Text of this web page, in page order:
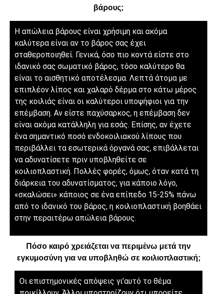
βάρους;
Η απώλεια βάρους είναι χρήσιμη και ακόμα
καλύτερα είναι αν το βάρος σας έχει
σταθεροποιηθεί. Γενικά, όσο πιο κοντά είστε στο
ιδανικό σας σωματικό βάρος, τόσο καλύτερο θα
είναι το αισθητικό αποτέλεσμα. Λεπτά άτομα με
επιπλέον λίπος και χαλαρό δέρμα στο κάτω μέρος
της κοιλιάς είναι οι καλύτεροι υποψήφιοι για την
επέμβαση. Αν είστε παχύσαρκος, η επέμβαση δεν
είναι ακόμα κατάλληλη για εσάς. Επίσης, αν έχετε
ένα σημαντικό ποσό ενδοκοιλιακού λίπους που
περιβάλλει τα εσωτερικά όργανά σας, επιβάλλεται
να αδυνατίσετε πριν υποβληθείτε σε
κοιλιοπλαστική. Πολλές φορές, όμως, όταν κατά τη
διάρκεια του αδυνατίσματος, για κάποιο λόγο,
«σκαλώσει» κάποιος σε ένα επίπεδο 15-25% πάνω
από το ιδανικό του βάρος, η κοιλιοπλαστική βοηθάει
στην περαιτέρω απώλεια βάρους.
Πόσο καιρό χρειάζεται να περιμένω μετά την
εγκυμοσύνη για να υποβληθώ σε κοιλιοπλαστική;
Οι επιστημονικές απόψεις γι’αυτό το θέμα